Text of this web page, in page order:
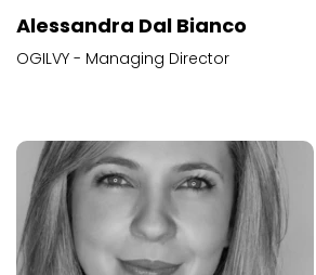
Alessandra Dal Bianco
OGILVY - Managing Director